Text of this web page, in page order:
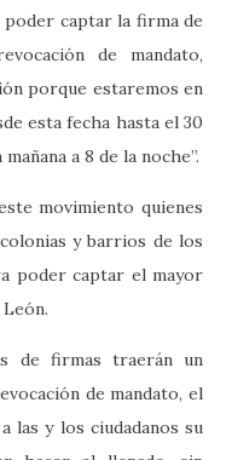
poder captar la firma de
de mandato,
porque estaremos en
esta fecha hasta el 30
a 8 de la noche”.
movimiento quienes
y barrios de los
poder captar el mayor
de firmas traerán un
de mandato, el
las y los ciudadanos su